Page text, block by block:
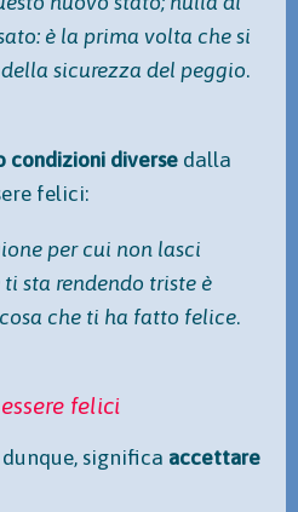
è la prima volta che si
sicurezza del peggio.
condizioni diverse dalla
felici:
per cui non lasci
sta rendendo triste è
che ti ha fatto felice.
felici
significa accettare